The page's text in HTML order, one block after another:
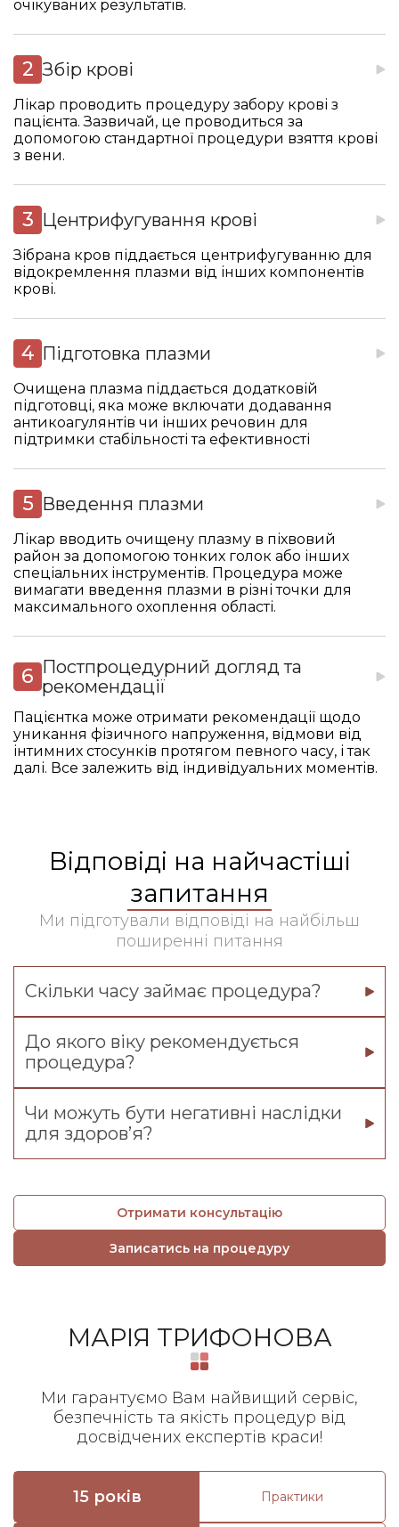
очікуваних результатів.
Збір крові
Лікар проводить процедуру забору крові з
пацієнта. Зазвичай, це проводиться за
допомогою стандартної процедури взяття крові
з вени.
Центрифугування крові
Зібрана кров піддається центрифугуванню для
відокремлення плазми від інших компонентів
крові.
Підготовка плазми
Очищена плазма піддається додатковій
підготовці, яка може включати додавання
антикоагулянтів чи інших речовин для
підтримки стабільності та ефективності
Введення плазми
Лікар вводить очищену плазму в піхвовий
район за допомогою тонких голок або інших
спеціальних інструментів. Процедура може
вимагати введення плазми в різні точки для
максимального охоплення області.
Постпроцедурний догляд та
рекомендації
Пацієнтка може отримати рекомендації щодо
уникання фізичного напруження, відмови від
інтимних стосунків протягом певного часу, і так
далі. Все залежить від індивідуальних моментів.
Відповіді на найчастіші
запитання
Ми підготували відповіді на найбільш
поширенні питання
Скільки часу займає процедура?
До якого віку рекомендується
процедура?
Чи можуть бути негативні наслідки
для здоров’я?
Отримати консультацію
Записатись на процедуру
МАРІЯ ТРИФОНОВА
Ми гарантуємо Вам найвищий сервіс,
безпечність та якість процедур від
досвідчених експертів краси!
15 років Практики